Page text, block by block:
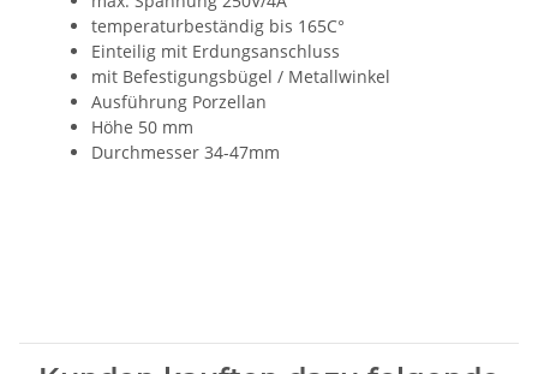
temperaturbeständig bis 165C°
Einteilig mit Erdungsanschluss
mit Befestigungsbügel / Metallwinkel
Ausführung Porzellan
Höhe 50 mm
Durchmesser 34-47mm